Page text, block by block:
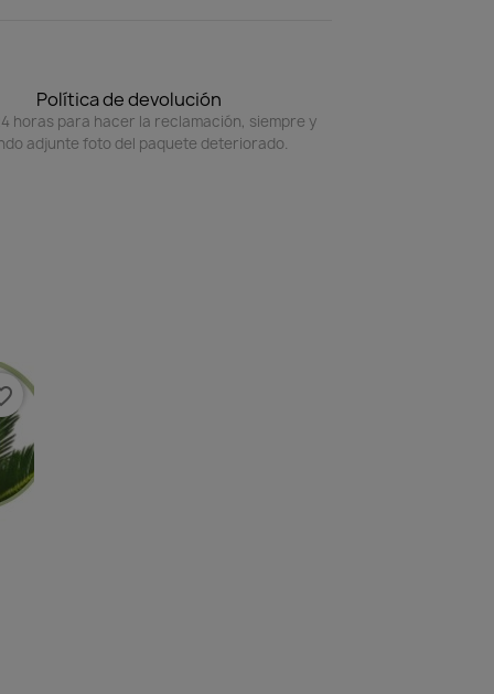
Política de devolución
horas para hacer la reclamación, siempre y
adjunte foto del paquete deteriorado.